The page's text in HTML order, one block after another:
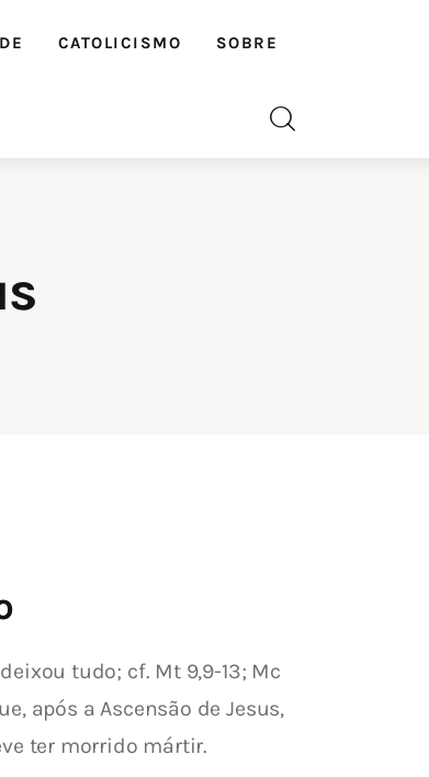
CATOLICISMO SOBRE
tudo; cf. Mt 9,9-13; Mc
após a Ascensão de Jesus,
ter morrido mártir.